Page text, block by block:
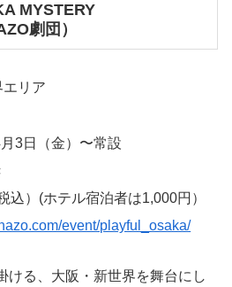
MYSTERY
劇団）
リア
3日（金）〜常設
込）(ホテル宿泊者は1,000円）
event/playful_osaka/
ける、大阪・新世界を舞台にし